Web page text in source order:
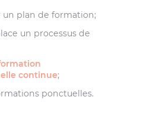
un plan de formation;
un processus de
continue;
ponctuelles.